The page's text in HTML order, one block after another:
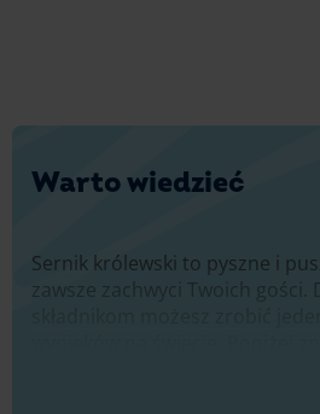
Warto wiedzieć
Sernik królewski to pyszne i
zawsze zachwyci Twoich gości.